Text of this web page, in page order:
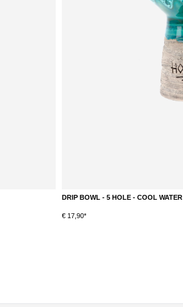
DRIP BOWL - 5 HOLE - COOL WATER
€ 17,90*